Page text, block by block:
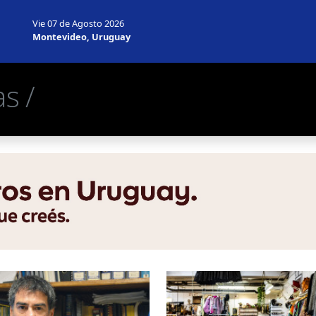
Vie 07 de Agosto 2026
Montevideo, Uruguay
/